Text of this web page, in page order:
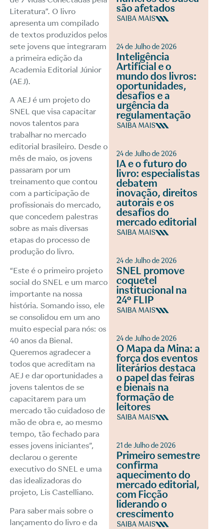
Literatura”. O livro
apresenta um compilado
de textos produzidos pelos
sete jovens que integraram
a primeira edição da
Academia Editorial Júnior
(AEJ).
A AEJ é um projeto do
SNEL que visa capacitar
novos talentos para
trabalhar no mercado
editorial brasileiro. Desde o
mês de maio, os jovens
passaram por um
treinamento que contou
com a participação de
profissionais do mercado,
que concedem palestras
sobre as mais diversas
etapas do processo de
produção do livro.
“Este é o primeiro projeto
social do SNEL e um marco
importante na nossa
história. Somando isso, ele
se consolidou em um ano
muito especial para nós: os
40 anos da Bienal.
Queremos agradecer a
todos que acreditam na
AEJ e dar oportunidades a
jovens talentos de se
capacitarem para um
mercado tão cuidadoso de
mão de obra e, ao mesmo
tempo, tão fechado para
esses jovens iniciantes”,
declarou o gerente
executivo do SNEL e uma
das idealizadoras do
projeto, Lis Castelliano.
Para saber mais sobre o
lançamento do livro e da
são afetados
SAIBA MAIS
24 de Julho de 2026
Inteligência
Artificial e o
mundo dos livros:
oportunidades,
desafios e a
urgência da
regulamentação
SAIBA MAIS
24 de Julho de 2026
IA e o futuro do
livro: especialistas
debatem
inovação, direitos
autorais e os
desafios do
mercado editorial
SAIBA MAIS
24 de Julho de 2026
SNEL promove
coquetel
institucional na
24º FLIP
SAIBA MAIS
24 de Julho de 2026
O Mapa da Mina: a
força dos eventos
literários destaca
o papel das feiras
e bienais na
formação de
leitores
SAIBA MAIS
21 de Julho de 2026
Primeiro semestre
confirma
aquecimento do
mercado editorial,
com Ficção
liderando o
crescimento
SAIBA MAIS